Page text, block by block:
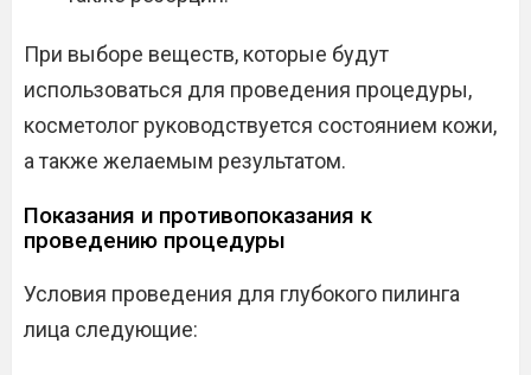
При выборе веществ, которые будут
использоваться для проведения процедуры,
косметолог руководствуется состоянием кожи,
а также желаемым результатом.
Показания и противопоказания к
проведению процедуры
Условия проведения для глубокого пилинга
лица следующие: